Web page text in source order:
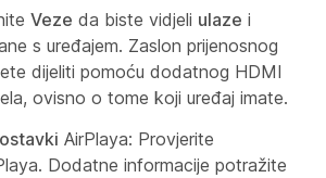
Veze da biste vidjeli ulaze i
s uređajem. Zaslon prijenosnog
dijeliti pomoću dodatnog HDMI
ovisno o tome koji uređaj imate.
AirPlaya: Provjerite
Dodatne informacije potražite